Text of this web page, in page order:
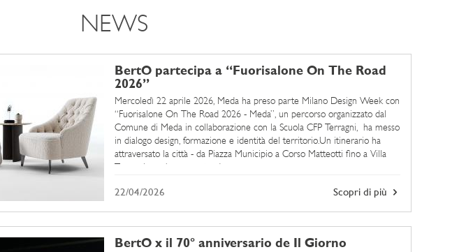
NEWS
BertO partecipa a “Fuorisalone On The Road
2026”
Mercoledì 22 aprile 2026, Meda ha preso parte Milano Design Week con
“Fuorisalone On The Road 2026 - Meda”, un percorso organizzato dal
Comune di Meda in collaborazione con la Scuola CFP Terragni, ha messo
in dialogo design, formazione e identità del territorio.Un itinerario ha
attraversato la città - da Piazza Municipio a Corso Matteotti fino a Villa
Scopri di più
22/04/2026
BertO x il 70° anniversario de Il Giorno